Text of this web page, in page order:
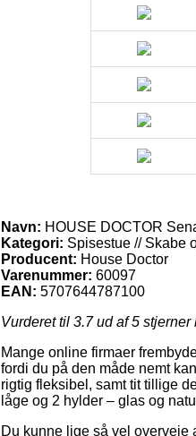
Navn: HOUSE DOCTOR
Kategori: Spisestue // Skabe
Producent: House Doctor
Varenummer: 60097
EAN: 5707644787100
Vurderet til 3.7ud af 5 stjerner
Mange online firmaer
fordi du på den måde nemt
rigtig fleksibel, samt tit tillige
låge og 2 hylder – glas og
Du kunne lige så vel overveje